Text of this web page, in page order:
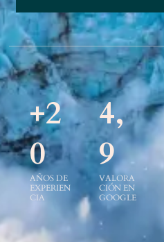
+2
0
AÑOS DE
EXPERIEN
CIA
4,
9
VALORA
CIÓN EN
GOOGLE